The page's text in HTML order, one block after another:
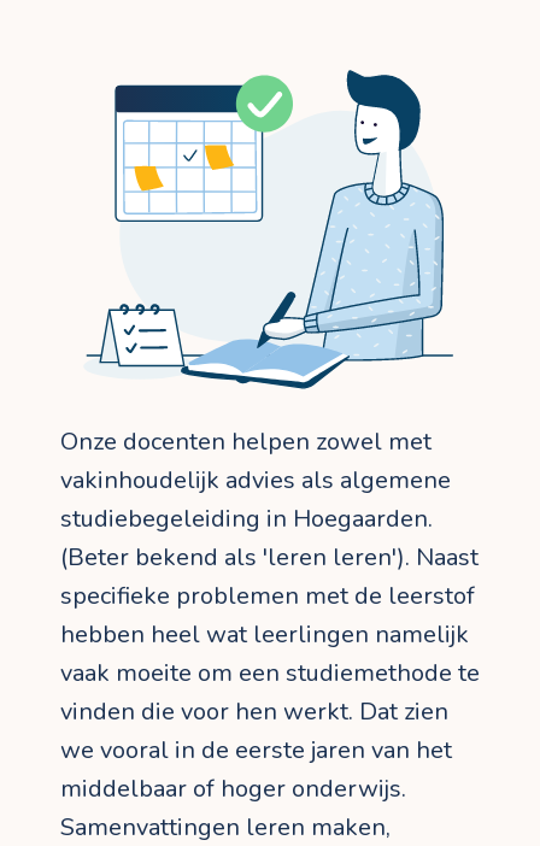
Onze docenten helpen zowel met
vakinhoudelijk advies als algemene
studiebegeleiding in Hoegaarden.
(Beter bekend als 'leren leren'). Naast
specifieke problemen met de leerstof
hebben heel wat leerlingen namelijk
vaak moeite om een studiemethode te
vinden die voor hen werkt. Dat zien
we vooral in de eerste jaren van het
middelbaar of hoger onderwijs.
Samenvattingen leren maken,